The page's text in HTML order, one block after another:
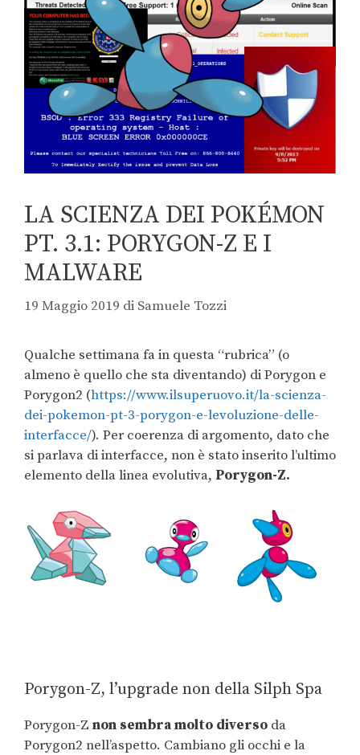
LA SCIENZA DEI POKÉMON
PT. 3.1: PORYGON-Z E I
MALWARE
19 Maggio 2019 di Samuele Tozzi
Qualche settimana fa in questa “rubrica” (o
almeno è quello che sta diventando) di Porygon e
Porygon2 (https://www.ilsuperuovo.it/la-scienza-
dei-pokemon-pt-3-porygon-e-levoluzione-delle-
interfacce/). Per coerenza di argomento, dato che
si parlava di interfacce, non è stato inserito l’ultimo
elemento della linea evolutiva, Porygon-Z.
Porygon-Z, l’upgrade non della Silph Spa
Porygon-Z non sembra molto diverso da
Porygon2 nell’aspetto. Cambiano gli occhi e la